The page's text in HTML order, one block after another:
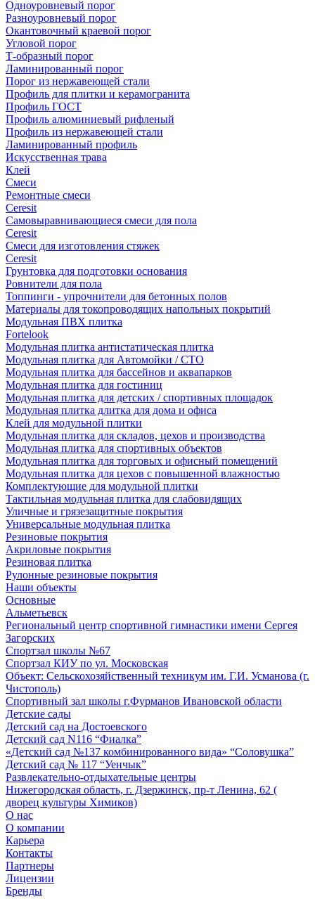
Одноуровневый порог
Разноуровневый порог
Окантовочный краевой порог
Угловой порог
Т-образный порог
Ламинированный порог
Порог из нержавеющей стали
Профиль для плитки и керамогранита
Профиль ГОСТ
Профиль алюминиевый рифленый
Профиль из нержавеющей стали
Ламинированный профиль
Искусственная трава
Клей
Смеси
Ремонтные смеси
Ceresit
Самовыравнивающиеся смеси для пола
Ceresit
Смеси для изготовления стяжек
Ceresit
Грунтовка для подготовки основания
Ровнители для пола
Топпинги - упрочнители для бетонных полов
Материалы для токопроводящих напольных покрытий
Модульная ПВХ плитка
Fortelook
Модульная плитка антистатическая плитка
Модульная плитка для Автомойки / СТО
Модульная плитка для бассейнов и аквапарков
Модульная плитка для гостиниц
Модульная плитка для детских / спортивных площадок
Модульная плитка длитка для дома и офиса
Клей для модульной плитки
Модульная плитка для складов, цехов и производства
Модульная плитка для спортивных объектов
Модульная плитка для торговых и офисный помещений
Модульная плитка для цехов с повышенной влажностью
Комплектующие для модульной плитки
Тактильная модульная плитка для слабовидящих
Уличные и грязезащитные покрытия
Универсальные модульная плитка
Резиновые покрытия
Акриловые покрытия
Резиновая плитка
Рулонные резиновые покрытия
Наши объекты
Основные
Альметьевск
Региональный центр спортивной гимнастики имени Сергея
Загорских
Спортзал школы №67
Спортзал КИУ по ул. Московская
Объект: Сельскохозяйственный техникум им. Г.И. Усманова (г.
Чистополь)
Спортивный зал школы г.Фурманов Ивановской области
Детские сады
Детский сад на Достоевского
Детский сад N116 “Фиалка”
«Детский сад №137 комбинированного вида» “Соловушка”
Детский сад № 117 “Уенчык”
Развлекательно-отдыхательные центры
Нижегородская область, г. Дзержинск, пр-т Ленина, 62 (
дворец культуры Химиков)
О нас
О компании
Карьера
Контакты
Партнеры
Лицензии
Бренды